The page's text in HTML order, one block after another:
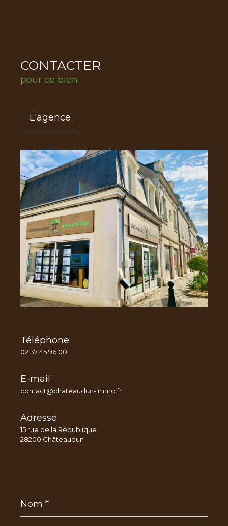
CONTACTER
pour ce bien
L'agence
Téléphone
02 37 45 96 00
E-mail
contact@chateaudun-immo.fr
Adresse
15 rue de la République
28200 Châteaudun
*